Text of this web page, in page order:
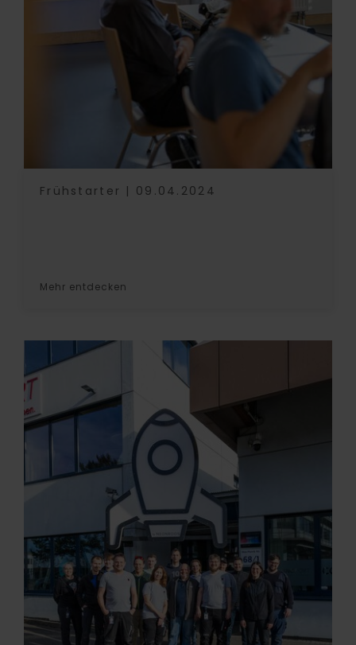
Frühstarter | 09.04.2024
Mehr entdecken